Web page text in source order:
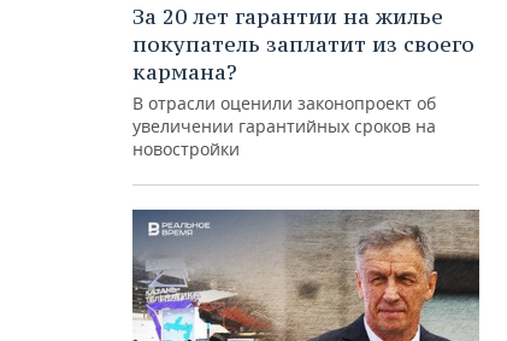
За 20 лет гарантии на жилье
покупатель заплатит из своего
кармана?
В отрасли оценили законопроект об
увеличении гарантийных сроков на
новостройки